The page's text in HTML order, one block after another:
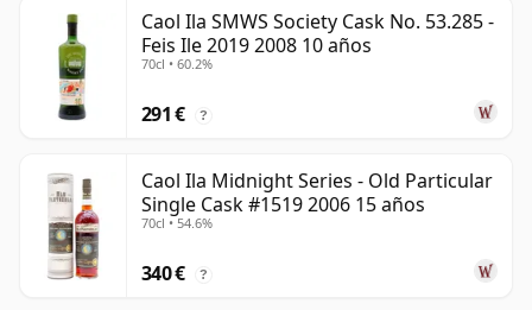
Caol Ila SMWS Society Cask No. 53.285 -
Feis Ile 2019 2008 10 años
70cl • 60.2%
291 € ?
Caol Ila Midnight Series - Old Particular
Single Cask #1519 2006 15 años
70cl • 54.6%
340 € ?